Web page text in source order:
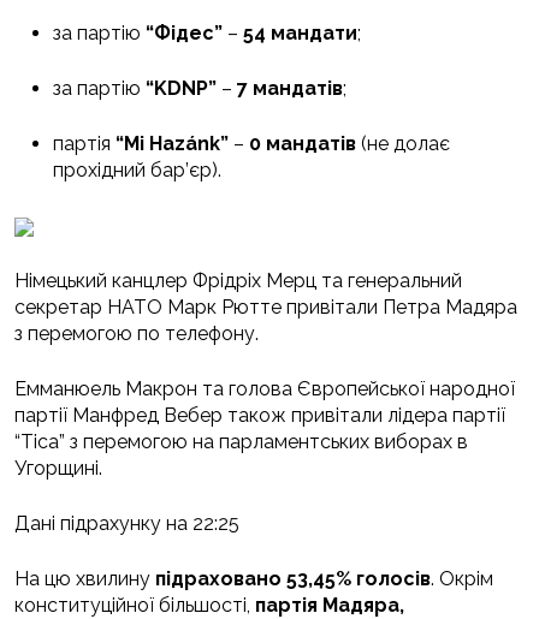
за партію “Фідес” – 54 мандати;
за партію “KDNP” – 7 мандатів;
партія “Mi Hazánk” – 0 мандатів (не долає
прохідний бар’єр).
Німецький канцлер Фрідріх Мерц та генеральний
секретар НАТО Марк Рютте привітали Петра Мадяра
з перемогою по телефону.
Емманюель Макрон та голова Європейської народної
партії Манфред Вебер також привітали лідера партії
“Тіса” з перемогою на парламентських виборах в
Угорщині.
Дані підрахунку на 22:25
На цю хвилину підраховано 53,45% голосів. Окрім
конституційної більшості, партія Мадяра,